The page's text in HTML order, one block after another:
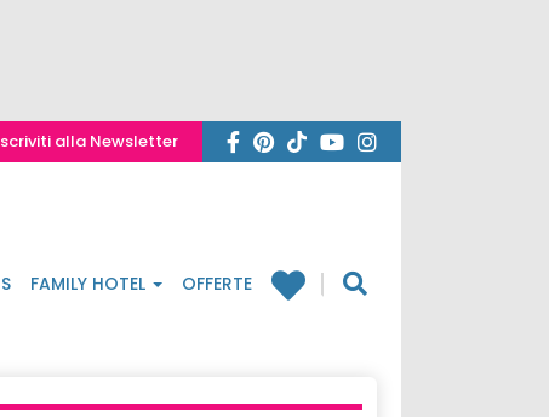
alla Newsletter
FAMILY HOTEL OFFERTE